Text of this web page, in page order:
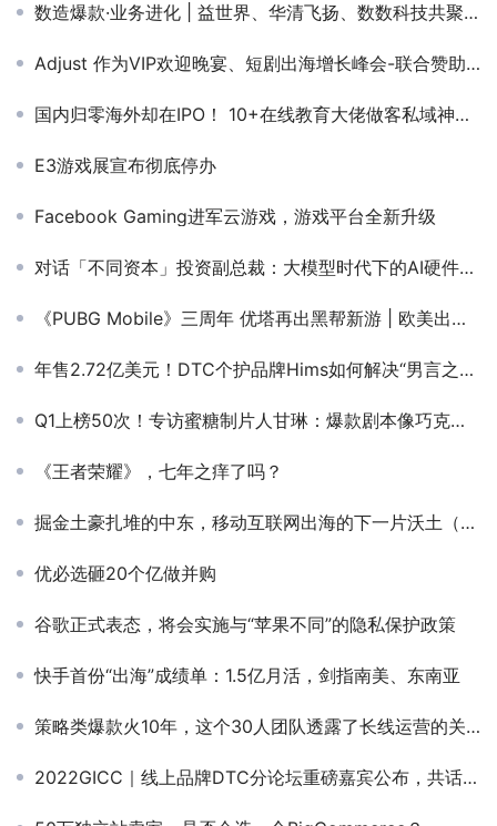
数造爆款·业务进化 | 益世界、华清飞扬、数数科技共聚 分享游戏长线运营的诀窍
Adjust 作为VIP欢迎晚宴、短剧出海增长峰会-联合赞助出席PAGC 2025丨第五届全球产品与增长展会
国内归零海外却在IPO！ 10+在线教育大佬做客私域神器分享出海机遇
E3游戏展宣布彻底停办
Facebook Gaming进军云游戏，游戏平台全新升级
对话「不同资本」投资副总裁：大模型时代下的AI硬件远征，软件收费或成未来增长核心？
《PUBG Mobile》三周年 优塔再出黑帮新游 | 欧美出海秀
年售2.72亿美元！DTC个护品牌Hims如何解决“男言之隐”？
Q1上榜50次！专访蜜糖制片人甘琳：爆款剧本像巧克力，《无双》是一字一句磨出来！
《王者荣耀》，七年之痒了吗？
掘金土豪扎堆的中东，移动互联网出海的下一片沃土（下）
优必选砸20个亿做并购
谷歌正式表态，将会实施与“苹果不同”的隐私保护政策
快手首份“出海”成绩单：1.5亿月活，剑指南美、东南亚
策略类爆款火10年，这个30人团队透露了长线运营的关键
2022GICC｜线上品牌DTC分论坛重磅嘉宾公布，共话品牌出海新机遇新打法